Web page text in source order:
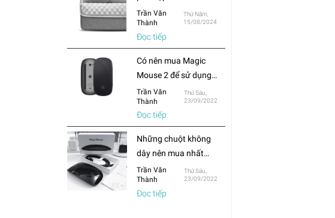
Trần Văn
Thành
Thứ Năm,
15/08/2024
Đọc tiếp
Có nên mua Magic
Mouse 2 để sử dụng
cho Macbook hay chỉ
mua chuột thông
thường?
Trần Văn
Thành
Thứ Sáu,
23/09/2022
Đọc tiếp
Những chuột không
dây nên mua nhất
trong năm 2022
Trần Văn
Thành
Thứ Sáu,
23/09/2022
Đọc tiếp